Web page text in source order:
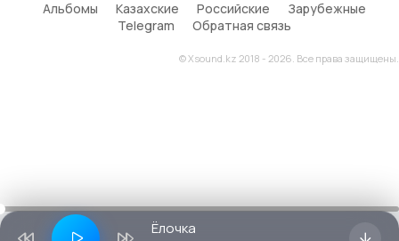
Альбомы Казахские Российские
Зарубежные
Telegram
Обратная связь
© Xsound.kz 2018 - 2026. Все права защищены.
Ёлочка